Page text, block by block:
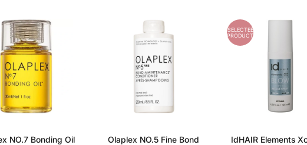
NO.7 Bonding Oil
Olaplex NO.5 Fine Bond
GESELECTEERD
PRODUCT
IdHAIR Elements